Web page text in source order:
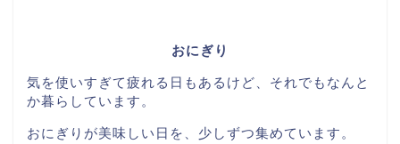
おにぎり
気を使いすぎて疲れる日もあるけど、それでもなんと
か暮らしています。
おにぎりが美味しい日を、少しずつ集めています。